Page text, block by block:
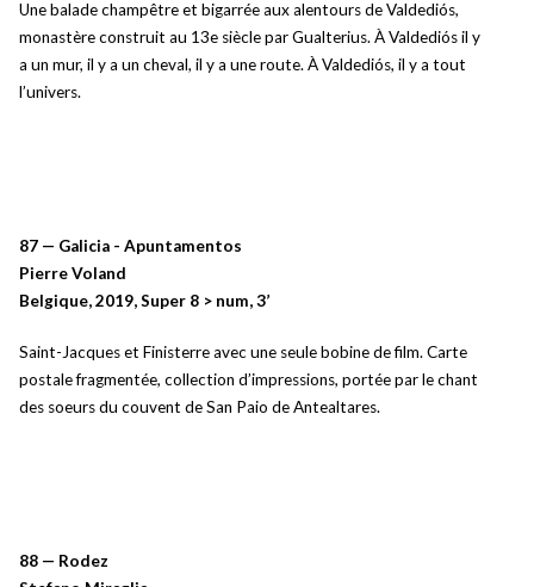
Une balade champêtre et bigarrée aux alentours de Valdediós,
monastère construit au 13e siècle par Gualterius. À Valdediós il y
a un mur, il y a un cheval, il y a une route. À Valdediós, il y a tout
l’univers.
87 — Galicia - Apuntamentos
Pierre Voland
Belgique, 2019, Super 8 > num, 3’
Saint-Jacques et Finisterre avec une seule bobine de film. Carte
postale fragmentée, collection d’impressions, portée par le chant
des soeurs du couvent de San Paio de Antealtares.
88 — Rodez